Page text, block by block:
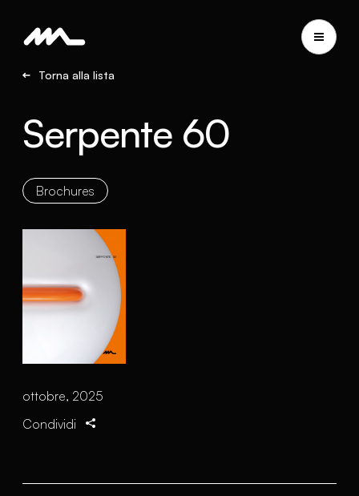
Torna alla lista
Serpente 60
Brochures
ottobre, 2025
Condividi